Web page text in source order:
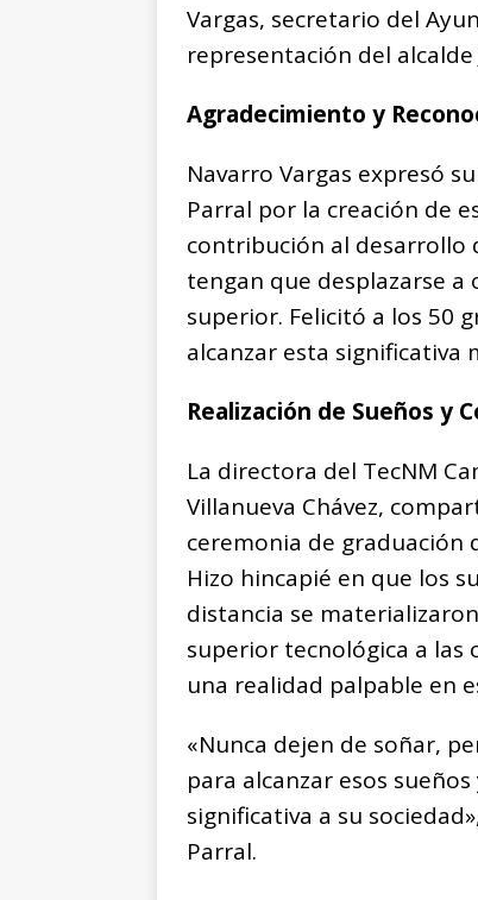
Vargas, secretario del
representación del alcalde
Agradecimiento y
Navarro Vargas expresó
Parral por la creación de
contribución al desarrollo
tengan que desplazarse
superior. Felicitó a los 50
alcanzar esta significativa
Realización de Sueños y
La directora del TecNM
Villanueva Chávez,
ceremonia de graduación
Hizo hincapié en que los
distancia se
superior tecnológica a las
una realidad palpable en
«Nunca dejen de soñar,
para alcanzar esos
significativa a su
Parral.